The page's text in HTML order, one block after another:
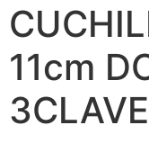
11cm